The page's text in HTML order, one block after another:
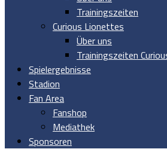
Trainingszeiten
Curious Lionettes
Über uns
Trainingszeiten
Spielergebnisse
Stadion
Fan Area
Fanshop
Mediathek
Sponsoren